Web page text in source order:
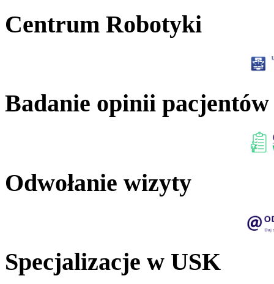
Centrum Robotyki
Badanie opinii pacjentów
Odwołanie wizyty
Specjalizacje w USK